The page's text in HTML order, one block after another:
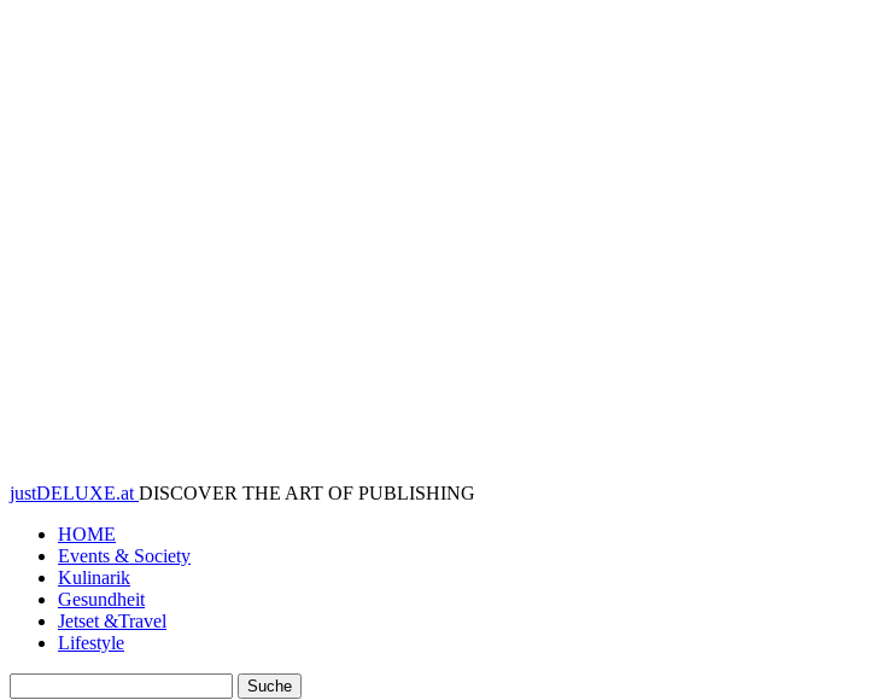
justDELUXE.at DISCOVER THE ART OF PUBLISHING
HOME
Events & Society
Kulinarik
Gesundheit
Jetset &Travel
Lifestyle